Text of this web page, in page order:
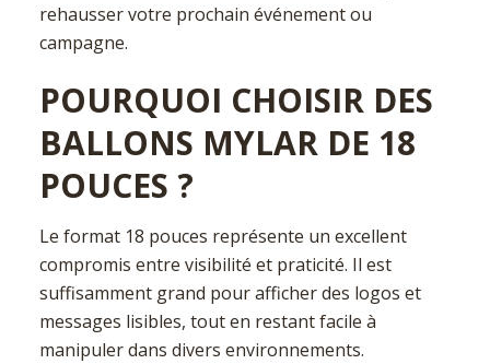
rehausser votre prochain événement ou
campagne.
POURQUOI CHOISIR DES
BALLONS MYLAR DE 18
POUCES ?
Le format 18 pouces représente un excellent
compromis entre visibilité et praticité. Il est
suffisamment grand pour afficher des logos et
messages lisibles, tout en restant facile à
manipuler dans divers environnements.